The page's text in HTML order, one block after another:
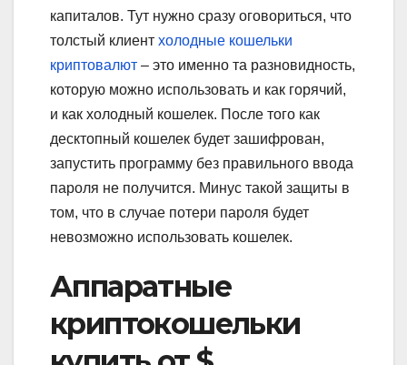
капиталов. Тут нужно сразу оговориться, что
толстый клиент холодные кошельки
криптовалют – это именно та разновидность,
которую можно использовать и как горячий,
и как холодный кошелек. После того как
десктопный кошелек будет зашифрован,
запустить программу без правильного ввода
пароля не получится. Минус такой защиты в
том, что в случае потери пароля будет
невозможно использовать кошелек.
Аппаратные
криптокошельки